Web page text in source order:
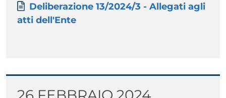
Documento
Deliberazione 13/2024/3 - Allegati agli
atti dell'Ente
Titolo